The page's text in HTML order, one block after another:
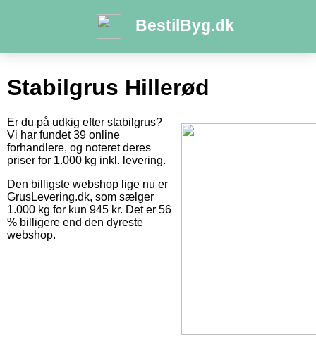
BestilByg.dk
Stabilgrus Hillerød
Er du på udkig efter stabilgrus?
Vi har fundet 39 online
forhandlere, og noteret deres
priser for 1.000 kg inkl. levering.
Den billigste webshop lige nu er
GrusLevering.dk, som sælger
1.000 kg for kun 945 kr. Det er 56
% billigere end den dyreste
webshop.